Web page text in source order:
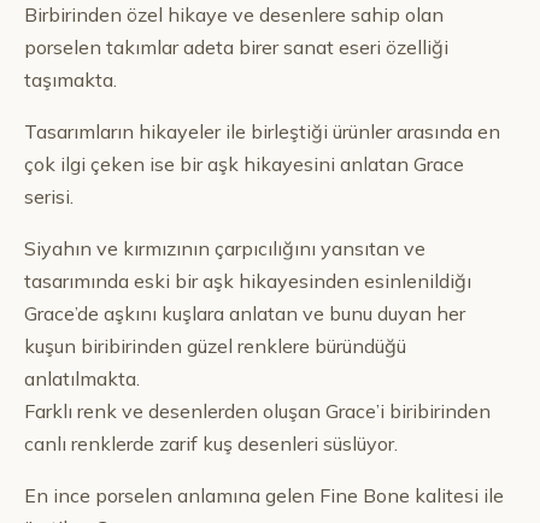
Birbirinden özel hikaye ve desenlere sahip olan
porselen takımlar adeta birer sanat eseri özelliği
taşımakta.
Tasarımların hikayeler ile birleştiği ürünler arasında en
çok ilgi çeken ise bir aşk hikayesini anlatan Grace
serisi.
Siyahın ve kırmızının çarpıcılığını yansıtan ve
tasarımında eski bir aşk hikayesinden esinlenildiğı
Grace’de aşkını kuşlara anlatan ve bunu duyan her
kuşun biribirinden güzel renklere büründüğü
anlatılmakta.
Farklı renk ve desenlerden oluşan Grace’i biribirinden
canlı renklerde zarif kuş desenleri süslüyor.
En ince porselen anlamına gelen Fine Bone kalitesi ile